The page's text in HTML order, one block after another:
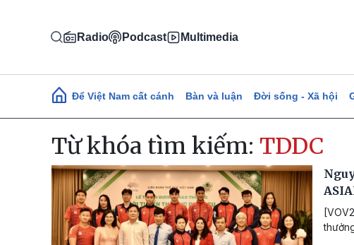
Radio Podcast Multimedia
Main navigation
Để Việt Nam cất cánh Bàn và luận Đời sống - Xã hội
Từ khóa tìm kiếm: TDDC